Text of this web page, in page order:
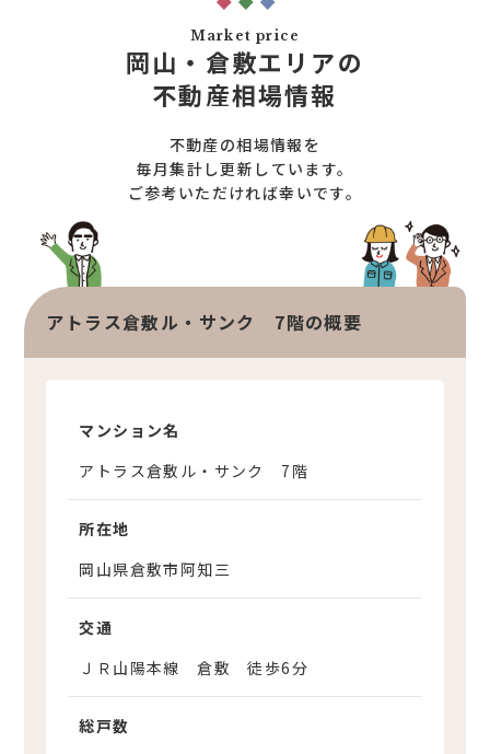
住宅売却サポート
不動産売却サポート
査定依頼
不動産の相場情報
不動産を探す
物件検索
お知らせ一覧
不動産コラム
オンライン相談サービス
Market price
岡山・倉敷エリアの
不動産相場情報
不動産の相場情報を
毎月集計し更新しています。
ご参考いただければ幸いです。
アトラス倉敷ル・サンク 7階の概要
マンション名
アトラス倉敷ル・サンク 7階
所在地
岡山県倉敷市阿知三
交通
ＪＲ山陽本線 倉敷 徒歩6分
総戸数